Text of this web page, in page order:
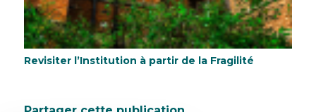
Revisiter l’Institution à partir de la Fragilité